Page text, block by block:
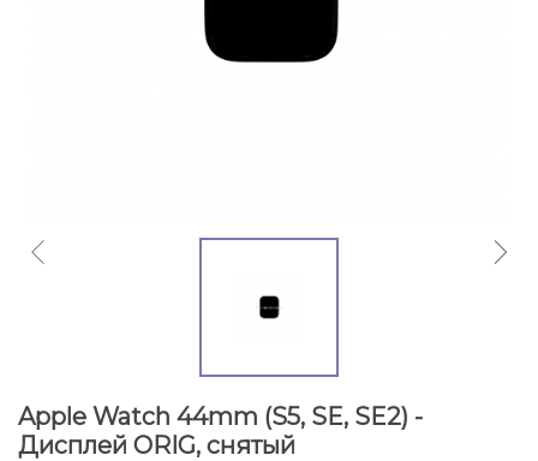
Apple Watch 44mm (S5, SE, SE2) -
Дисплей ORIG, снятый